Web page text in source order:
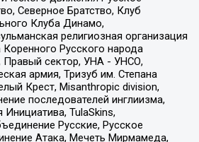
Северное Братство, Клуб
Клуба Динамо,
религиозная организация
Русского народа
Правый сектор, УНА - УНСО,
армия, Тризуб им. Степана
Крест, Misanthropic division,
последователей инглиизма,
TulaSkins,
Русские, Русское
Атака, Мечеть Мирмамеда,